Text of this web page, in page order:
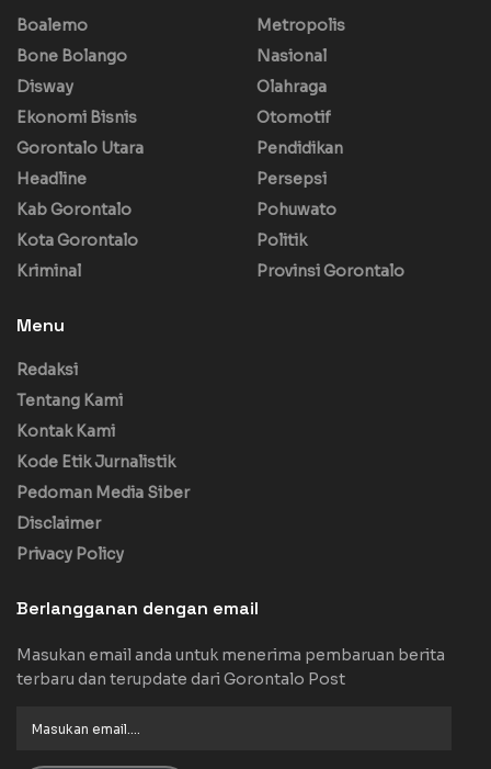
Boalemo
Bone Bolango
Disway
Ekonomi Bisnis
Gorontalo Utara
Headline
Kab Gorontalo
Kota Gorontalo
Kriminal
Metropolis
Nasional
Olahraga
Otomotif
Pendidikan
Persepsi
Pohuwato
Politik
Provinsi Gorontalo
Menu
Redaksi
Tentang Kami
Kontak Kami
Kode Etik Jurnalistik
Pedoman Media Siber
Disclaimer
Privacy Policy
Berlangganan dengan email
Masukan email anda untuk menerima pembaruan berita
terbaru dan terupdate dari Gorontalo Post